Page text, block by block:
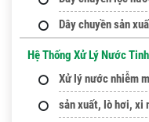
Dây chuyền sản
Hệ Thống Xử Lý Nước
Xử lý nước nhiễm
sản xuất, lò hơi, xi